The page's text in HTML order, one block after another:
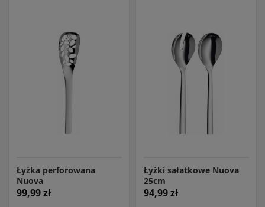
Łyżka perforowana
Nuova
99,99 zł
Łyżki sałatkowe Nuova
25cm
94,99 zł